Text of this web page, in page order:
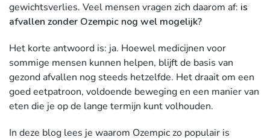
gewichtsverlies. Veel mensen vragen zich daarom af: is
afvallen zonder Ozempic nog wel mogelijk?
Het korte antwoord is: ja. Hoewel medicijnen voor
sommige mensen kunnen helpen, blijft de basis van
gezond afvallen nog steeds hetzelfde. Het draait om een
goed eetpatroon, voldoende beweging en een manier van
eten die je op de lange termijn kunt volhouden.
In deze blog lees je waarom Ozempic zo populair is